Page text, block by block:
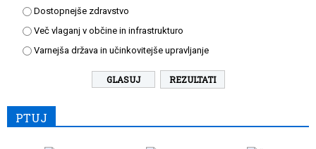
Dostopnejše zdravstvo
Več vlaganj v občine in infrastrukturo
Varnejša država in učinkovitejše upravljanje
REZULTATI
PTUJ